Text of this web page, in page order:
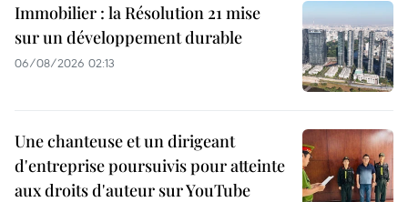
Immobilier : la Résolution 21 mise
sur un développement durable
06/08/2026 02:13
Une chanteuse et un dirigeant
d'entreprise poursuivis pour atteinte
aux droits d'auteur sur YouTube